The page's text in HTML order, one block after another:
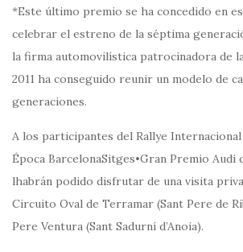
*Este último premio se ha concedido en
celebrar el estreno de la séptima
la firma automovilística patrocinadora de
2011 ha conseguido reunir un modelo de
generaciones.
A los participantes del Rallye Internacional
Época BarcelonaSitges•Gran Premio Audi
lhabrán podido disfrutar de una visita
Circuito Oval de Terramar (Sant Pere de
Pere Ventura (Sant Sadurní d’Anoia).